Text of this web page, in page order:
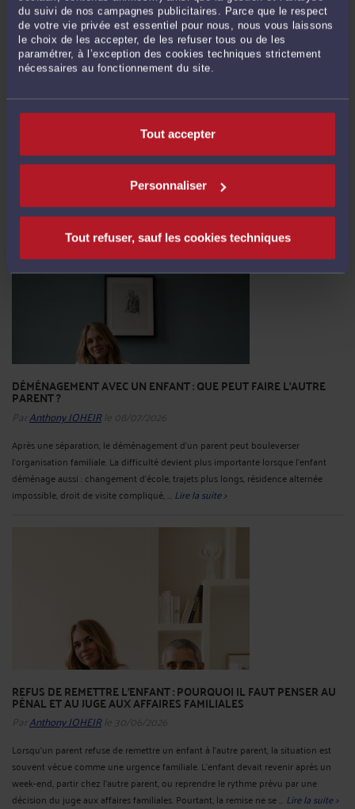
du suivi de nos campagnes publicitaires. Parce que le respect
de votre vie privée est essentiel pour nous, nous vous laissons
le choix de les accepter, de les refuser tous ou de les
paramétrer, à l’exception des cookies techniques strictement
nécessaires au fonctionnement du site.
Tout accepter
Personnaliser
Tout refuser, sauf les cookies techniques
ParAnthony JOHEIRle 08/07/2026
Lorsqu’un enfant n’est pas ramené à l’heure prévue, le parent qui attend peut
très vite se retrouver dans une situation d’angoisse. L’autre parent ne répond
Parfois, il annonce qu’il ne rendra pas l’enfant. ...
Lire la suite >
DÉMÉNAGEMENT AVEC UN ENFANT : QUE PEUT FAIRE L’AUTRE
PARENT ?
ParAnthony JOHEIRle 08/07/2026
Après une séparation, le déménagement d’un parent peut bouleverser
l’organisation familiale. La difficulté devient plus importante lorsque l’enfant
déménage aussi : changement d’école, trajets plus longs, résidence alternée
impossible, droit de visite compliqué, ... Lire la suite >
REFUS DE REMETTRE L’ENFANT : POURQUOI IL FAUT PENSER AU
PÉNAL ET AU JUGE AUX AFFAIRES FAMILIALES
ParAnthony JOHEIRle 30/06/2026
Lorsqu’un parent refuse de remettre un enfant à l’autre parent, la situation est
souvent vécue comme une urgence familiale. L’enfant devait revenir après un
week-end, partir chez l’autre parent, ou reprendre le rythme prévu par une
décision du juge aux affaires familiales. Pourtant, la remise ne se ... Lire la suite >